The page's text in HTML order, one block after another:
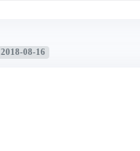
2018-08-16